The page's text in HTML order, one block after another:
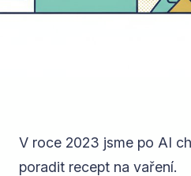
V roce 2023 jsme po AI
poradit recept na vaření.